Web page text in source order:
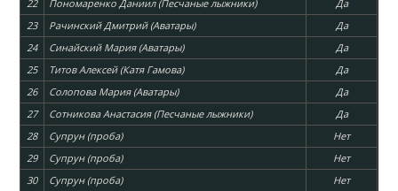
22
Пономаренко Даниил (Песчаные лыжники)
Да
23
Рачинский Дмитрий (Аватары)
Да
24
Синайский Мария (Аватары)
Да
25
Титов Алексей (Катя Гамова)
Да
26
Солопова Мария (Аватары)
Да
27
Сотникова Анастасия (Песчаные лыжники)
Да
28
Супрун (проба)
Нет
29
Супрун (проба)
Нет
30
Супрун (проба)
Нет